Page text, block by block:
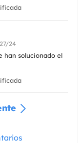
24
han solucionado el